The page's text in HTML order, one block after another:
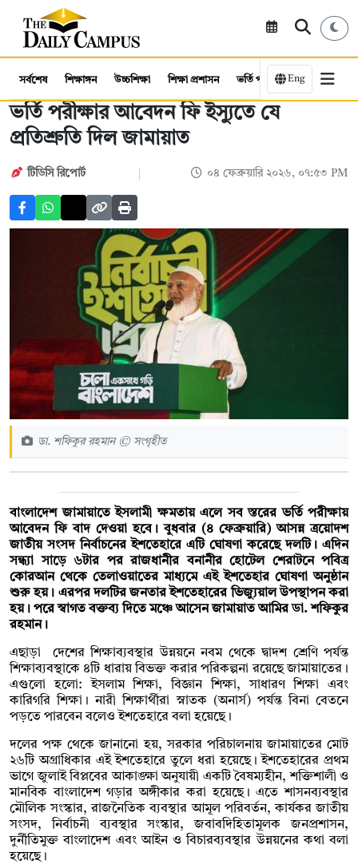
সর্বশেষ শিক্ষাঙ্গন উচ্চশিক্ষা শিক্ষা প্রশাসন ভর্তি পরীক্ষা কর্মসংস্থান
Eng
ভর্তি পরীক্ষার আবেদন ফি ইস্যুতে যে
প্রতিশ্রুতি দিল জামায়াত
টিডিসি রিপোর্ট ০৪ ফেব্রুয়ারি ২০২৬, ০৭:৫৩ PM
ডা. শফিকুর রহমান © সংগৃহীত
বাংলাদেশ জামায়াতে ইসলামী ক্ষমতায় এলে সব স্তরের ভর্তি পরীক্ষায়
আবেদন ফি বাদ দেওয়া হবে। বুধবার (৪ ফেব্রুয়ারি) আসন্ন ত্রয়োদশ
জাতীয় সংসদ নির্বাচনের ইশতেহারে এটি ঘোষণা করেছে দলটি। এদিন
সন্ধ্যা সাড়ে ৬টার পর রাজধানীর বনানীর হোটেল শেরাটনে পবিত্র
কোরআন থেকে তেলাওয়াতের মাধ্যমে এই ইশতেহার ঘোষণা অনুষ্ঠান
শুরু হয়। এরপর দলটির জনতার ইশতেহারের ভিজ্যুয়াল উপস্থাপন করা
হয়। পরে স্বাগত বক্তব্য দিতে মঞ্চে আসেন জামায়াত আমির ডা. শফিকুর
রহমান।
এছাড়া দেশের শিক্ষাব্যবস্থার উন্নয়নে নবম থেকে দ্বাদশ শ্রেণি পর্যন্ত
শিক্ষাব্যবস্থাকে ৪টি ধারায় বিভক্ত করার পরিকল্পনা রয়েছে জামায়াতের।
এগুলো হলো: ইসলাম শিক্ষা, বিজ্ঞান শিক্ষা, সাধারণ শিক্ষা এবং
কারিগরি শিক্ষা। নারী শিক্ষার্থীরা স্নাতক (অনার্স) পর্যন্ত বিনা বেতনে
পড়তে পারবেন বলেও ইশতেহারে বলা হয়েছে।
দলের পক্ষ থেকে জানানো হয়, সরকার পরিচালনায় জামায়াতের মোট
২৬টি অগ্রাধিকার এই ইশতেহারে তুলে ধরা হয়েছে। ইশতেহারের প্রথম
ভাগে জুলাই বিপ্লবের আকাঙ্ক্ষা অনুযায়ী একটি বৈষম্যহীন, শক্তিশালী ও
মানবিক বাংলাদেশ গড়ার অঙ্গীকার করা হয়েছে। এতে শাসনব্যবস্থার
মৌলিক সংস্কার, রাজনৈতিক ব্যবস্থার আমূল পরিবর্তন, কার্যকর জাতীয়
সংসদ, নির্বাচনী ব্যবস্থার সংস্কার, জবাবদিহিতামূলক জনপ্রশাসন,
দুর্নীতিমুক্ত বাংলাদেশ এবং আইন ও বিচারব্যবস্থার উন্নয়নের কথা বলা
হয়েছে।